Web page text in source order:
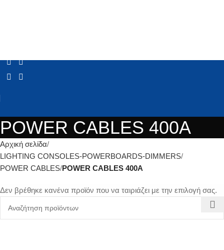
POWER CABLES 400A
Αρχική σελίδα
LIGHTING CONSOLES-POWERBOARDS-DIMMERS
POWER CABLES POWER CABLES 400A
Δεν βρέθηκε κανένα προϊόν που να ταιριάζει με την επιλογή σας.